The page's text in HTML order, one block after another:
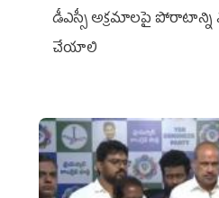
డీఎస్సీ అక్రమాలపై
చేయాలి